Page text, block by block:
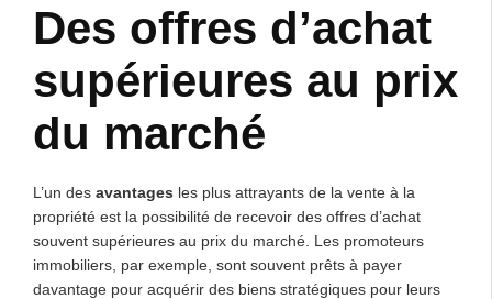
Des offres d’achat
supérieures au prix
du marché
L’un des avantages les plus attrayants de la vente à la
propriété est la possibilité de recevoir des offres d’achat
souvent supérieures au prix du marché. Les promoteurs
immobiliers, par exemple, sont souvent prêts à payer
davantage pour acquérir des biens stratégiques pour leurs